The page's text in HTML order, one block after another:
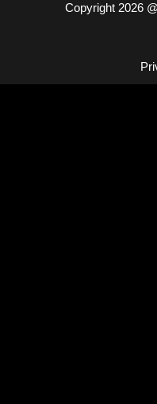
Copyright 2026